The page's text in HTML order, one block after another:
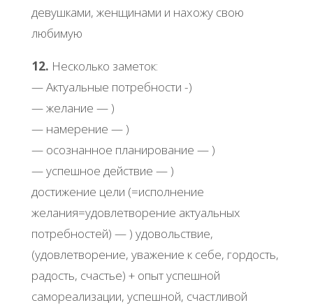
девушками, женщинами и нахожу свою
любимую
12. Несколько заметок:
— Актуальные потребности -)
— желание — )
— намерение — )
— осознанное планирование — )
— успешное действие — )
достижение цели (=исполнение
желания=удовлетворение актуальных
потребностей) — ) удовольствие,
(удовлетворение, уважение к себе, гордость,
радость, счастье) + опыт успешной
самореализации, успешной, счастливой